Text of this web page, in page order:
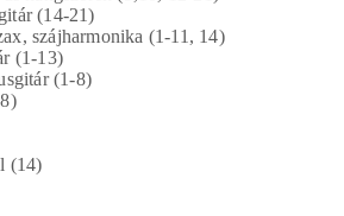
(14-21)
szájharmonika (1-11, 14)
(1-13)
(1-8)
(14)